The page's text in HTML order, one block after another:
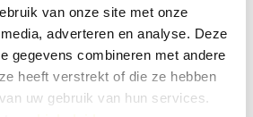
van onze site met onze
adverteren en analyse. Deze
gegevens combineren met andere
heeft verstrekt of die ze hebben
uw gebruik van hun services.
is de Compact serie in
en stoffen verkrijgbaar. Wat alle
is dat zij ergonomisch gevormd
hebben die in 7 standen
ook voor de kampeerder die